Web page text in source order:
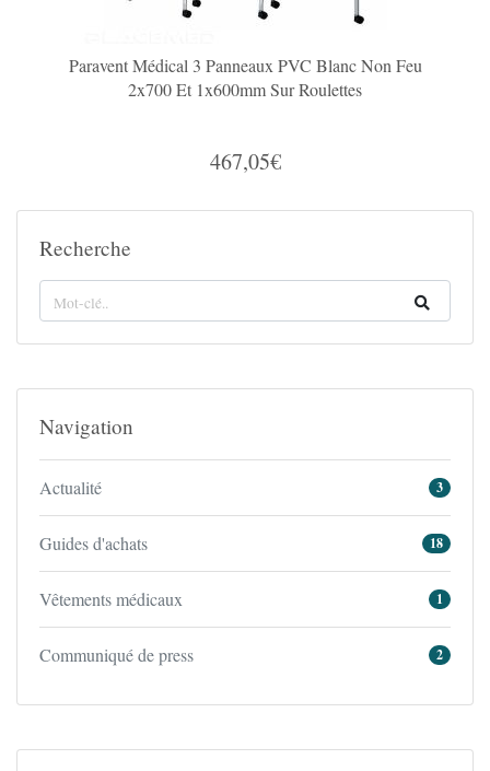
Paravent Médical 3 Panneaux PVC Blanc Non Feu
2x700 Et 1x600mm Sur Roulettes
467,05€
Recherche
Navigation
Actualité 3
Guides d'achats 18
Vêtements médicaux 1
Communiqué de press 2